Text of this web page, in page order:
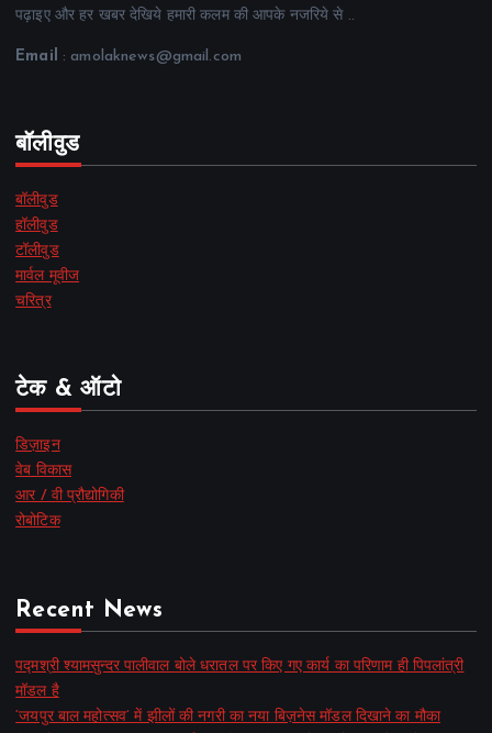
पढ़ाइए और हर खबर देखिये हमारी कलम की आपके नजरिये से ..
Email : amolaknews@gmail.com
बॉलीवुड
बॉलीवुड
हॉलीवुड
टॉलीवुड
मार्वल मूवीज
चरित्र
टेक & ऑटो
डिज़ाइन
वेब विकास
आर / वी प्रौद्योगिकी
रोबोटिक
Recent News
पद्मश्री श्यामसुन्दर पालीवाल बोले धरातल पर किए गए कार्य का परिणाम ही पिपलांत्री
मॉडल है
‘जयपुर बाल महोत्सव’ में झीलों की नगरी का नया बिज़नेस मॉडल दिखाने का मौका